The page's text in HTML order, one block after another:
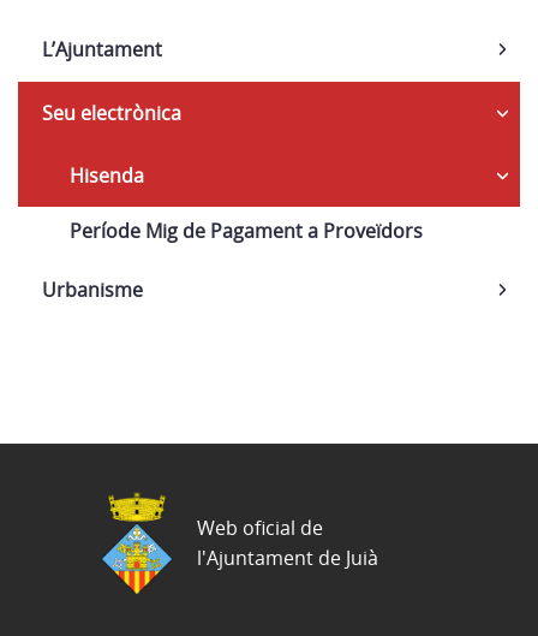
L’Ajuntament
Seu electrònica
Hisenda
Període Mig de Pagament a Proveïdors
Urbanisme
Web oficial de
l'Ajuntament de Juià